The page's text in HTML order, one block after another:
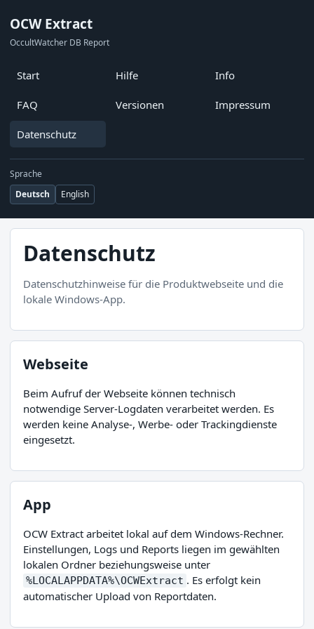
OCW Extract
OccultWatcher DB Report
Start Hilfe Info
FAQ Versionen Impressum
Datenschutz
Sprache
Deutsch
English
Datenschutz
Datenschutzhinweise für die Produktwebseite und die
lokale Windows-App.
Webseite
Beim Aufruf der Webseite können technisch
notwendige Server-Logdaten verarbeitet werden. Es
werden keine Analyse-, Werbe- oder Trackingdienste
eingesetzt.
App
OCW Extract arbeitet lokal auf dem Windows-Rechner.
Einstellungen, Logs und Reports liegen im gewählten
lokalen Ordner beziehungsweise unter
%LOCALAPPDATA%\OCWExtract . Es erfolgt kein
automatischer Upload von Reportdaten.